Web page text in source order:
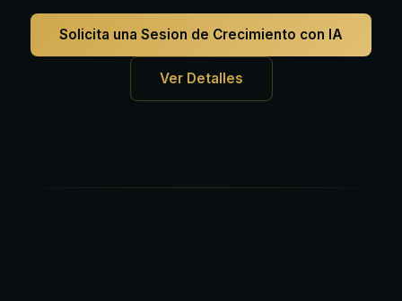
Solicita una Sesion de Crecimiento con IA
Ver Detalles